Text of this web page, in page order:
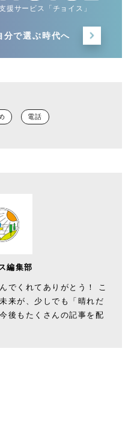
援サービス「チョイス」
分で選ぶ時代へ
電話
編集部
でくれてありがとう！ こ
来が、少しでも「晴れだ
後もたくさんの記事を配